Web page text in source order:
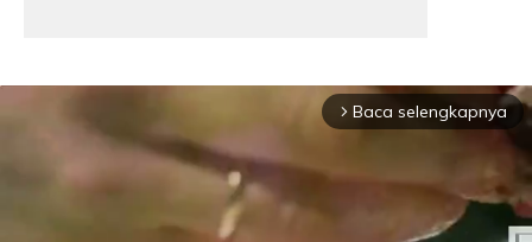
arrow_forward_ios Baca selengkapnya